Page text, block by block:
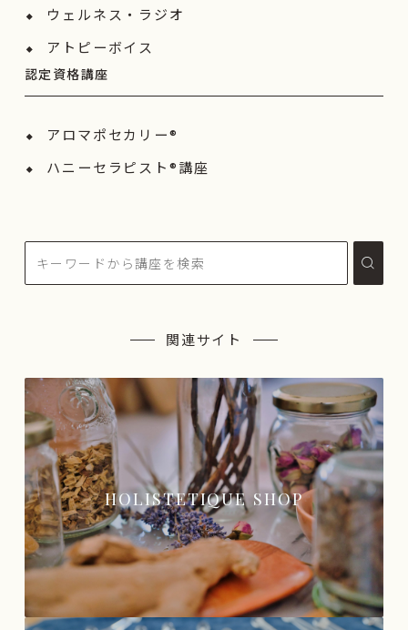
ウェルネス・ラジオ
アトピーボイス
認定資格講座
アロマポセカリー®
ハニーセラピスト®︎講座
関連サイト
HOLISTETIQUE SHOP